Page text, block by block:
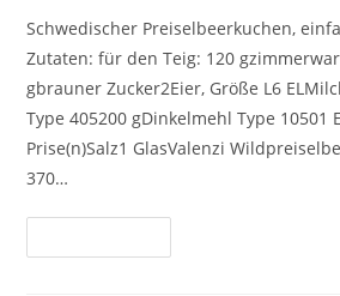
Schwedischer Preiselbeerkuchen,
Zutaten: für den Teig: 120
gbrauner Zucker2Eier, Größe L6
Type 405200 gDinkelmehl Type 10501
Prise(n)Salz1 GlasValenzi
370…